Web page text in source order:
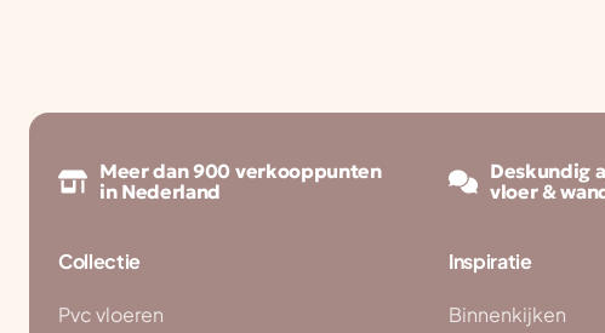
Meer dan 900 verkooppunten
in Nederland
Deskundig
vloer &
Collectie
Pvc vloeren
Inspiratie
Binnenkijken